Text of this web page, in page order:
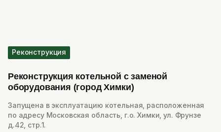
Реконструкция
Реконструкция котельной с заменой
оборудования (город Химки)
Запущена в эксплуатацию котельная, расположенная
по адресу Московская область, г.о. Химки, ул. Фрунзе
д.42, стр.1.